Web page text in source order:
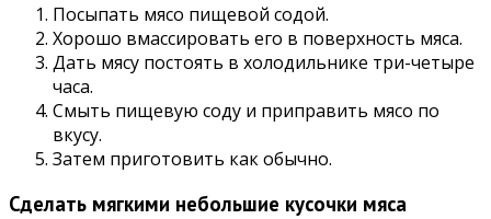
Посыпать мясо пищевой содой.
Хорошо вмассировать его в поверхность мяса.
Дать мясу постоять в холодильнике три-четыре
часа.
Смыть пищевую соду и приправить мясо по
вкусу.
Затем приготовить как обычно.
Сделать мягкими небольшие кусочки мяса